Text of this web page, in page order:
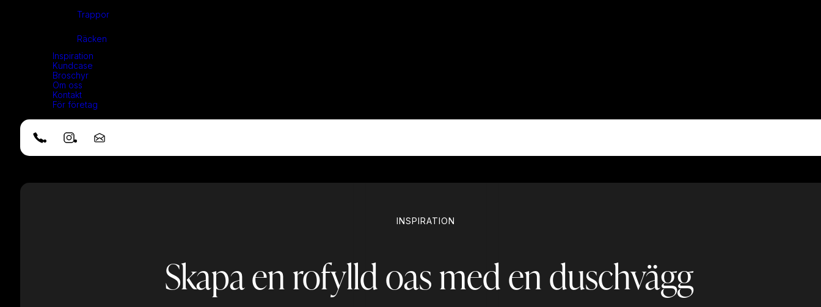
Trappor
Räcken
Inspiration
Kundcase
Broschyr
Om oss
Kontakt
För företag
INSPIRATION
Skapa en rofylld oas med en duschvägg